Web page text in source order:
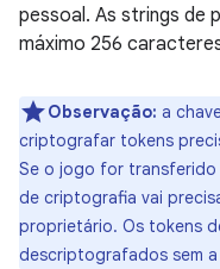
pessoal. As strings de
máximo 256
Observação: a
criptografar tokens
Se o jogo for transferido
de criptografia vai
proprietário. Os tokens
descriptografados sem